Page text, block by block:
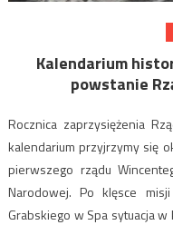
Kalendarium
powstanie
Rocznica zaprzysiężenia
kalendarium przyjrzymy się
pierwszego rządu
Narodowej. Po klęsce misji
Grabskiego w Spa sytuacja w